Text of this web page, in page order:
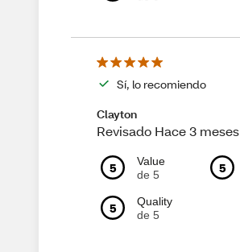
Sí, lo recomiendo
Clayton
Revisado Hace 3 meses
5
Value
de 5
5
5
Quality
de 5